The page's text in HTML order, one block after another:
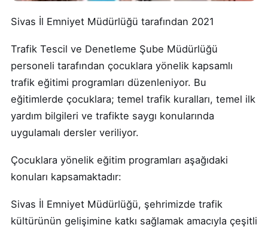
Sivas İl Emniyet Müdürlüğü tarafından 2021
Trafik Tescil ve Denetleme Şube Müdürlüğü
personeli tarafından çocuklara yönelik kapsamlı
trafik eğitimi programları düzenleniyor. Bu
eğitimlerde çocuklara; temel trafik kuralları, temel ilk
yardım bilgileri ve trafikte saygı konularında
uygulamalı dersler veriliyor.
Çocuklara yönelik eğitim programları aşağıdaki
konuları kapsamaktadır:
Sivas İl Emniyet Müdürlüğü, şehrimizde trafik
kültürünün gelişimine katkı sağlamak amacıyla çeşitli